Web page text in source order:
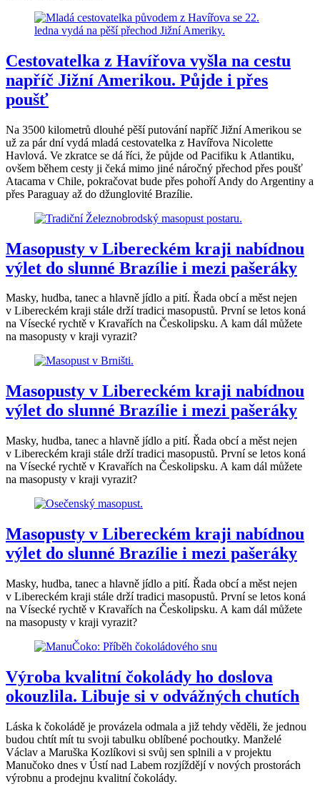
Cestovatelka z Havířova vyšla na cestu
napříč Jižní Amerikou. Půjde i přes
poušť
Na 3500 kilometrů dlouhé pěší putování napříč Jižní Amerikou se
už za pár dní vydá mladá cestovatelka z Havířova Nicolette
Havlová. Ve zkratce se dá říci, že půjde od Pacifiku k Atlantiku,
ovšem během cesty ji čeká mimo jiné náročný přechod přes poušť
Atacama v Chile, pokračovat bude přes pohoří Andy do Argentiny a
přes Paraguay až do džunglovité Brazílie.
Masopusty v Libereckém kraji nabídnou
výlet do slunné Brazílie i mezi pašeráky
Masky, hudba, tanec a hlavně jídlo a pití. Řada obcí a měst nejen
v Libereckém kraji stále drží tradici masopustů. První se letos koná
na Vísecké rychtě v Kravařích na Českolipsku. A kam dál můžete
na masopusty v kraji vyrazit?
Masopusty v Libereckém kraji nabídnou
výlet do slunné Brazílie i mezi pašeráky
Masky, hudba, tanec a hlavně jídlo a pití. Řada obcí a měst nejen
v Libereckém kraji stále drží tradici masopustů. První se letos koná
na Vísecké rychtě v Kravařích na Českolipsku. A kam dál můžete
na masopusty v kraji vyrazit?
Masopusty v Libereckém kraji nabídnou
výlet do slunné Brazílie i mezi pašeráky
Masky, hudba, tanec a hlavně jídlo a pití. Řada obcí a měst nejen
v Libereckém kraji stále drží tradici masopustů. První se letos koná
na Vísecké rychtě v Kravařích na Českolipsku. A kam dál můžete
na masopusty v kraji vyrazit?
Výroba kvalitní čokolády ho doslova
okouzlila. Libuje si v odvážných chutích
Láska k čokoládě je provázela odmala a již tehdy věděli, že jednou
budou chtít mít tu svoji tabulku oblíbené pochoutky. Manželé
Václav a Maruška Kozlíkovi si svůj sen splnili a v projektu
Manučoko dnes v Ústí nad Labem rozjíždějí v nových prostorách
výrobnu a prodejnu kvalitní čokolády.